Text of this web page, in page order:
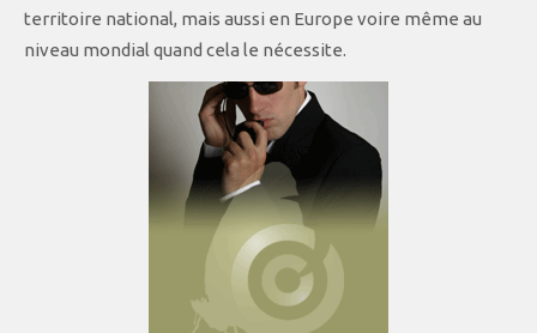
territoire national, mais aussi en Europe voire même au
niveau mondial quand cela le nécessite.